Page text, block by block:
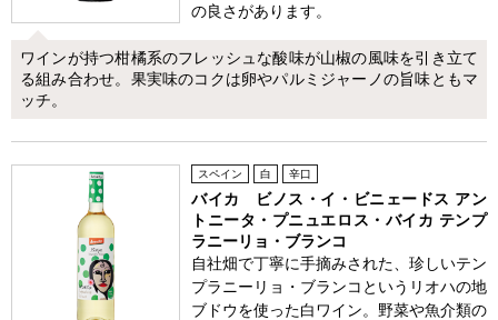
の良さがあります。
ワインが持つ柑橘系のフレッシュな酸味が山椒の風味を引き立て
る組み合わせ。果実味のコクは卵やパルミジャーノの旨味ともマ
ッチ。
スペイン 白 辛口
バイカ ビノス・イ・ビニェードス アン
トニータ・プニュエロス・バイカ テンプ
ラニーリョ・ブランコ
自社畑で丁寧に手摘みされた、珍しいテン
プラニーリョ・ブランコというリオハの地
ブドウを使った白ワイン。野菜や魚介類の